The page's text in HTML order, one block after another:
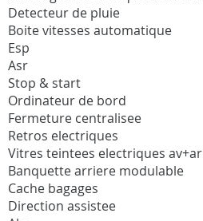
Detecteur de pluie
Boite vitesses automatique
Esp
Asr
Stop & start
Ordinateur de bord
Fermeture centralisee
Retros electriques
Vitres teintees electriques av+ar
Banquette arriere modulable
Cache bagages
Direction assistee